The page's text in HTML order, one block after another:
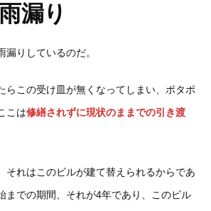
漏り
漏りしているのだ。
らこの受け皿が無くなってしまい、ポタポ
こは修繕されずに現状のままでの引き渡
それはこのビルが建て替えられるからであ
までの期間、それが4年であり、このビル